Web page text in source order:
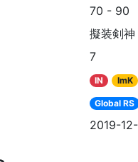
70 - 90
擬装剣神
7
IN ImK
Global RS
2019-